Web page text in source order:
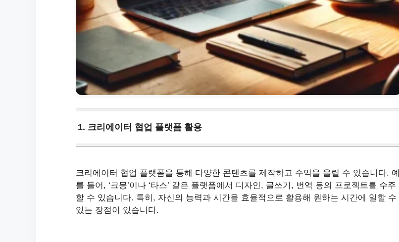
1. 크리에이터 협업 플랫폼 활용
크리에이터 협업 플랫폼을 통해 다양한 콘텐츠를 제작하고 수익을 올릴 수 있습니다. 예
를 들어, ‘크몽’이나 ‘타스’ 같은 플랫폼에서 디자인, 글쓰기, 번역 등의 프로젝트를 수주
할 수 있습니다. 특히, 자신의 능력과 시간을 효율적으로 활용해 원하는 시간에 일할 수
있는 장점이 있습니다.